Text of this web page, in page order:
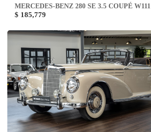
MERCEDES-BENZ 280 SE 3.5 COUPÉ W111
$ 185,779